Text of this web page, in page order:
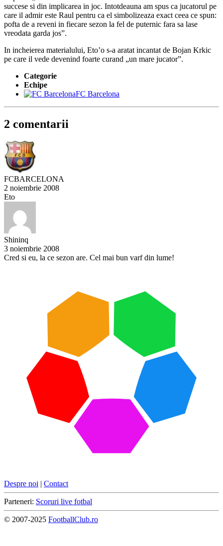
succese si din implicarea in joc. Intotdeauna am spus ca jucatorul pe
care il admir este Raul pentru ca el simbolizeaza exact ceea ce spun:
pofta de a reveni in fiecare sezon la fel de puternic fara sa lase
vreodata garda jos”.
In incheierea materialului, Eto’o s-a aratat incantat de Bojan Krkic
pe care il vede devenind foarte curand „un mare jucator”.
Categorie
Echipe
FC Barcelona
2 comentarii
FCBARCELONA
2 noiembrie 2008
Eto
Shininq
3 noiembrie 2008
Cred si eu, la ce sezon are. Cel mai bun varf din lume!
Despre noi | Contact
Parteneri: Scoruri live fotbal
© 2007-2025 FootballClub.ro